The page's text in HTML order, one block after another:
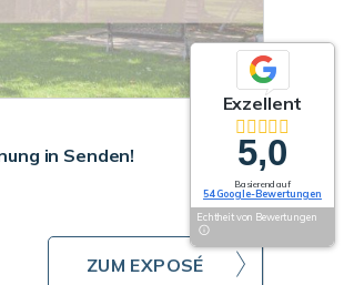
in Senden!
ZUM EXPOSÉ
Exzellent
5,0
Basierend auf
54 Google-Bewertungen
Echtheit von Bewertungen